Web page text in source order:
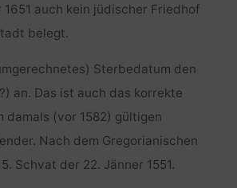
auch kein jüdischer Friedhof
belegt.
Sterbedatum den
an. Das ist auch das korrekte
damals (vor 1582) gültigen
Nach dem Gregorianischen
Schvat der 22. Jänner 1551.